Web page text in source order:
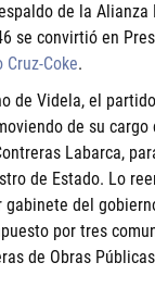
de la Alianza
se convirtió en
Cruz-Coke.
de Videla, el
de su cargo
Labarca,
de Estado. Lo
gabinete del
por tres
de Obras